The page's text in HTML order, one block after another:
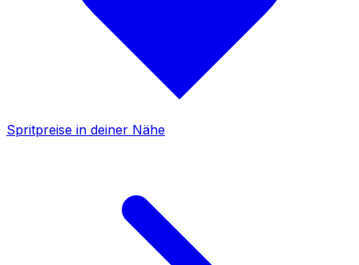
Spritpreise in deiner Nähe